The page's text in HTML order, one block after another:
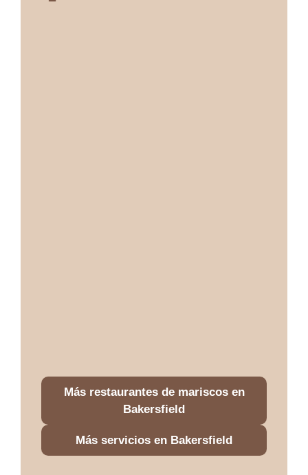
Más restaurantes de mariscos en
Bakersfield
Más servicios en Bakersfield